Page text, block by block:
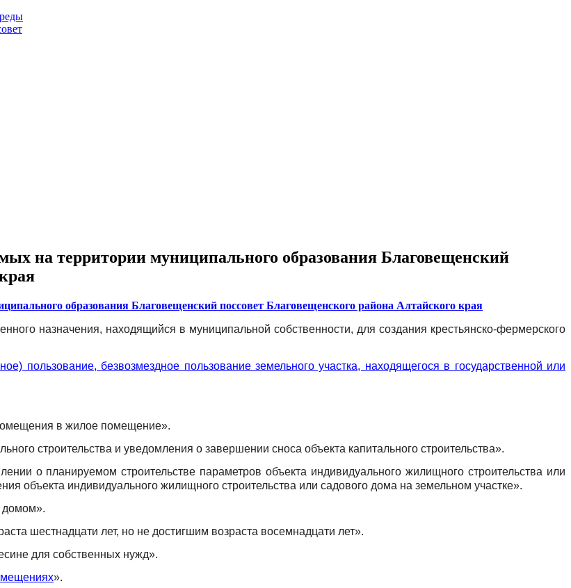
на территории муниципального образования Благовещенский
образования Благовещенский поссовет Благовещенского района Алтайского края
назначения, находящийся в муниципальной собственности, для создания крестьянско-фермерского
пользование, безвозмездное пользование земельного участка, находящегося в государственной или
в жилое помещение».
строительства и уведомления о завершении сноса объекта капитального строительства».
о планируемом строительстве параметров объекта индивидуального жилищного строительства или
объекта индивидуального жилищного строительства или садового дома на земельном участке».
домом».
шестнадцати лет, но не достигшим возраста восемнадцати лет».
для собственных нужд».
».